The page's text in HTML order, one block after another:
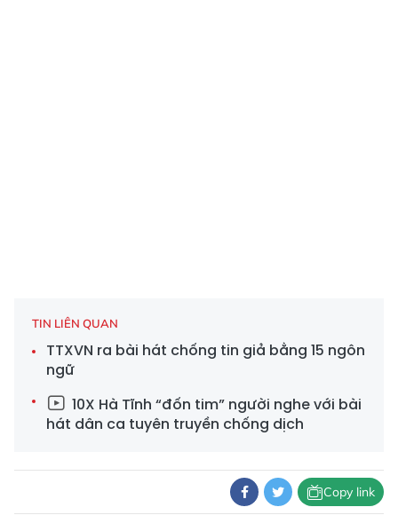
TIN LIÊN QUAN
TTXVN ra bài hát chống tin giả bằng 15 ngôn
ngữ
10X Hà Tĩnh “đốn tim” người nghe với bài
hát dân ca tuyên truyền chống dịch
Copy link